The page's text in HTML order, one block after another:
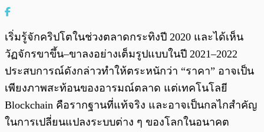
เริ่มรู้จักคริปโตในช่วงตลาดกระทิงปี 2020 และได้เห็น
วัฏจักรขาขึ้น–ขาลงอย่างเต็มรูปแบบในปี 2021–2022
ประสบการณ์ดังกล่าวทำให้ตระหนักว่า “ราคา” อาจเป็น
เพียงภาพสะท้อนของอารมณ์ตลาด แต่เทคโนโลยี
Blockchain คือรากฐานที่แท้จริง และอาจเป็นกลไกสำคัญ
ในการเปลี่ยนแปลงระบบต่าง ๆ ของโลกในอนาคต